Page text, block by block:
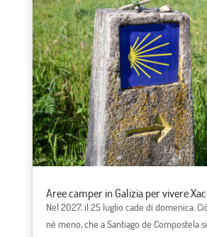
Aree camper in Galizia per vivere
Nel 2027, il 25 luglio cade di domenica.
né meno, che a Santiago de Compostela